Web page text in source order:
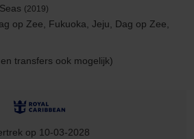
(2019)
op Zee, Fukuoka, Jeju, Dag op Zee,
transfers ook mogelijk)
op 10-03-2028